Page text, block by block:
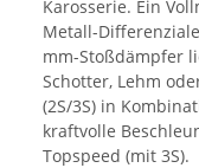
Karosserie. Ein
Metall-
mm-Stoßdämpfer
Schotter, Lehm
(2S/3S) in
kraftvolle
Topspeed (mit 3S).